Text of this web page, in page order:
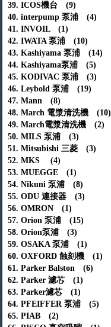
39. ICOS機台 (9)
40. interpump 泵浦 (4)
41. INVOIL (1)
42. IWATA 泵浦 (10)
43. Kashiyama 泵浦 (14)
44. Kashiyama泵浦 (5)
45. KODIVAC 泵浦 (3)
46. Leybold 泵浦 (19)
47. Mann (8)
48. March 電漿清洗機 (10)
49. March電漿清洗機 (2)
50. MILS 泵浦 (3)
51. Mitsubishi 三菱 (3)
52. MKS (4)
53. MUEGGE (1)
54. Nikuni 泵浦 (8)
55. ODU 連接器 (3)
56. OMRON (1)
57. Orion 泵浦 (15)
58. Orion泵浦 (3)
59. OSAKA 泵浦 (1)
60. OXFORD 蝕刻機 (1)
61. Parker Balston (6)
62. Parker 濾芯 (1)
63. Parker濾芯 (1)
64. PFEIFFER 泵浦 (5)
65. PIAB (2)